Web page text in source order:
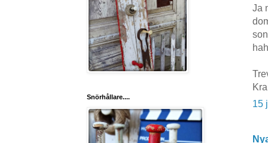
Ja
15
Snörhållare....